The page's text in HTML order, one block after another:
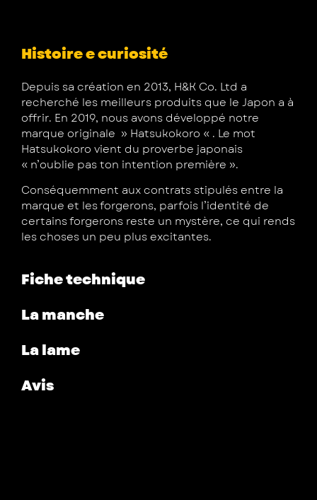
Histoire e curiosité
Depuis sa création en 2013, H&K Co. Ltd a
recherché les meilleurs produits que le Japon a à
offrir. En 2019, nous avons développé notre
marque originale » Hatsukokoro « . Le mot
Hatsukokoro vient du proverbe japonais
« n’oublie pas ton intention première ».
Conséquemment aux contrats stipulés entre la
marque et les forgerons, parfois l’identité de
certains forgerons reste un mystère, ce qui rends
les choses un peu plus excitantes.
Fiche technique
La manche
La lame
Avis